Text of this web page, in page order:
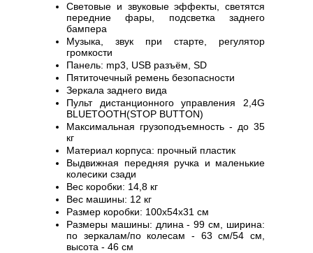
Световые и звуковые эффекты, светятся
передние фары, подсветка заднего
бампера
Музыка, звук при старте, регулятор
громкости
Панель: mp3, USB разъём, SD
Пятиточечный ремень безопасности
Зеркала заднего вида
Пульт дистанционного управления 2,4G
BLUETOOTH(STOP BUTTON)
Максимальная грузоподъемность - до 35
кг
Материал корпуса: прочный пластик
Выдвижная передняя ручка и маленькие
колесики сзади
Вес коробки: 14,8 кг
Вес машины: 12 кг
Размер коробки: 100х54х31 см
Размеры машины: длина - 99 см, ширина:
по зеркалам/по колесам - 63 см/54 см,
высота - 46 см